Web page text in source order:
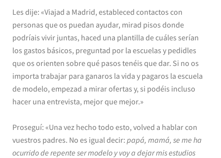
Les dije: «Viajad a Madrid, estableced contactos con
personas que os puedan ayudar, mirad pisos donde
podríais vivir juntas, haced una plantilla de cuáles serían
los gastos básicos, preguntad por la escuelas y pedidles
que os orienten sobre qué pasos tenéis que dar. Si no os
importa trabajar para ganaros la vida y pagaros la escuela
de modelo, empezad a mirar ofertas y, si podéis incluso
hacer una entrevista, mejor que mejor.»
Proseguí: «Una vez hecho todo esto, volved a hablar con
vuestros padres. No es igual decir: papá, mamá, se me ha
ocurrido de repente ser modelo y voy a dejar mis estudios